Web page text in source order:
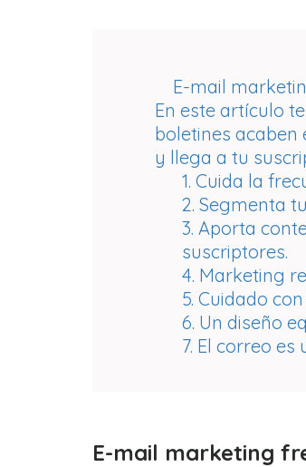
E-mail
En este artículo
boletines acaben
y llega a tu
1. Cuida la
2. Segmenta
3. Aporta
suscriptores.
4. Marketing
5. Cuidado
6. Un diseño
7. El correo es
E-mail marketing